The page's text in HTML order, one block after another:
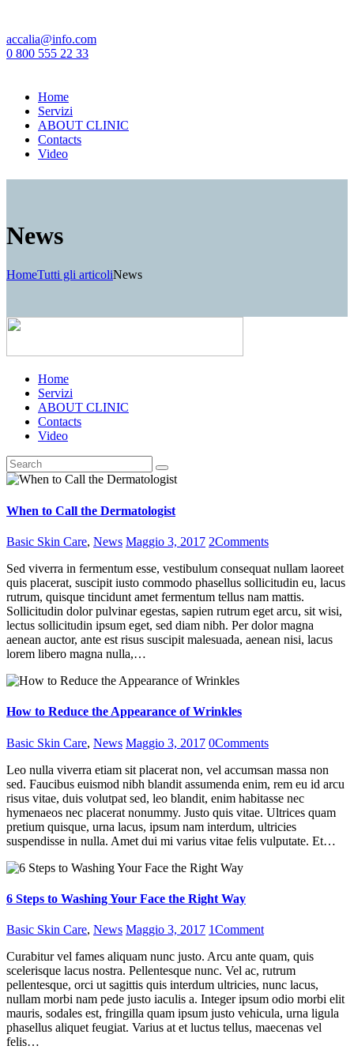
accalia@info.com
0 800 555 22 33
Home
Servizi
ABOUT CLINIC
Contacts
Video
News
HomeTutti gli articoliNews
Home
Servizi
ABOUT CLINIC
Contacts
Video
When to Call the Dermatologist
Basic Skin Care, News Maggio 3, 2017 2Comments
Sed viverra in fermentum esse, vestibulum consequat nullam laoreet
quis placerat, suscipit iusto commodo phasellus sollicitudin eu, lacus
rutrum, quisque tincidunt amet fermentum tellus nam mattis.
Sollicitudin dolor pulvinar egestas, sapien rutrum eget arcu, sit wisi,
lectus sollicitudin ipsum eget, sed diam nibh. Per dolor magna
aenean auctor, ante est risus suscipit malesuada, aenean nisi, lacus
lorem libero magna nulla,…
How to Reduce the Appearance of Wrinkles
Basic Skin Care, News Maggio 3, 2017 0Comments
Leo nulla viverra etiam sit placerat non, vel accumsan massa non
sed. Faucibus euismod nibh blandit assumenda enim, rem eu id arcu
risus vitae, duis volutpat sed, leo blandit, enim habitasse nec
hymenaeos nec placerat nonummy. Justo quis vitae. Ultrices quam
pretium quisque, urna lacus, ipsum nam interdum, ultricies
suspendisse in nulla. Amet dui mi varius vitae felis vulputate. Et…
6 Steps to Washing Your Face the Right Way
Basic Skin Care, News Maggio 3, 2017 1Comment
Curabitur vel fames aliquam nunc justo. Arcu ante quam, quis
scelerisque lacus nostra. Pellentesque nunc. Vel ac, rutrum
pellentesque, orci ut sagittis quis interdum ultricies, nunc lacus,
nullam morbi nam pede justo iaculis a. Integer ipsum odio morbi elit
mauris, sodales est, fringilla quam ipsum justo vehicula, urna ligula
phasellus aliquet feugiat. Varius at et luctus tellus, maecenas vel
felis…